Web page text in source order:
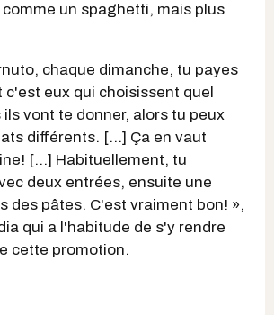
un spaghetti, mais plus
chaque dimanche, tu payes
c'est eux qui choisissent quel
vont te donner, alors tu peux
différents. […] Ça en vaut
[…] Habituellement, tu
deux entrées, ensuite une
des pâtes. C'est vraiment bon! »,
qui a l'habitude de s'y rendre
cette promotion.